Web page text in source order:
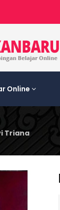
Online
Triana